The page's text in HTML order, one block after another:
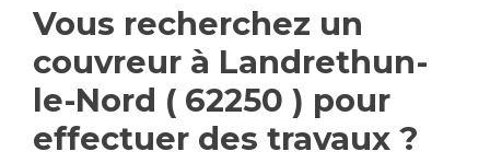
Vous recherchez un
couvreur à Landrethun-
le-Nord ( 62250 ) pour
effectuer des travaux ?